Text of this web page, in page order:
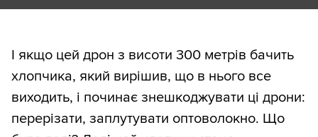
І якщо цей дрон з висоти 300 метрів бачить
хлопчика, який вирішив, що в нього все
виходить, і починає знешкоджувати ці дрони:
перерізати, заплутувати оптоволокно. Що